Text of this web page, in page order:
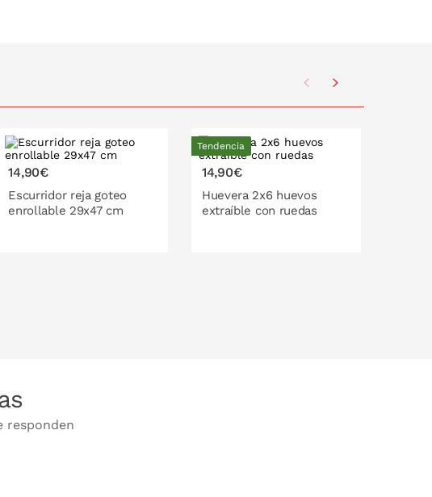
14,90€
Escurridor reja goteo
enrollable 29x47 cm
Tendencia
14,90€
Huevera 2x6 huevos
extraíble con ruedas
responden